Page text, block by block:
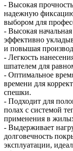
- Высокая
надежную
выбором для
- Высокая
эффективно
и повышая
- Легкость
шпателем для
- Оптимальное
времени для
спешки.
- Подходит для
полах с системой
применения в
- Выдерживает
долговечность
эксплуатации,